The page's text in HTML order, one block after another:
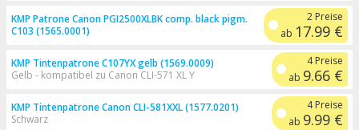
KMP Patrone Canon PGI2500XLBK comp. black pigm.
C103 (1565.0001)
2 Preise
ab 17.99 €
KMP Tintenpatrone C107YX gelb (1569.0009)
Gelb - kompatibel zu Canon CLI-571 XL Y
4 Preise
ab 9.66 €
KMP Tintenpatrone Canon CLI-581XXL (1577.0201)
Schwarz
4 Preise
ab 9.99 €